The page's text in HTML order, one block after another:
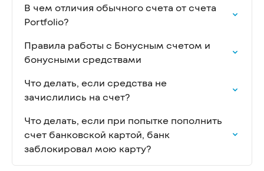
В чем отличия обычного счета от счета
Portfolio?
Правила работы с Бонусным счетом и
бонусными средствами
Что делать, если средства не
зачислились на счет?
Что делать, если при попытке пополнить
счет банковской картой, банк
заблокировал мою карту?